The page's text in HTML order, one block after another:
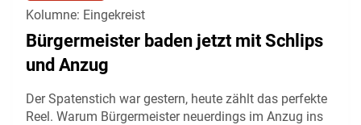
Kolumne: Eingekreist
Bürgermeister baden jetzt mit Schlips
und Anzug
Der Spatenstich war gestern, heute zählt das perfekte
Reel. Warum Bürgermeister neuerdings im Anzug ins